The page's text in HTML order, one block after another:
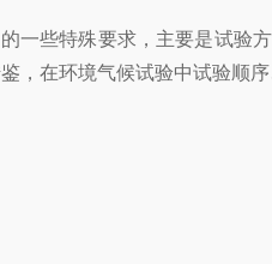
些特殊要求，主要是试
，在环境气候试验中试验顺